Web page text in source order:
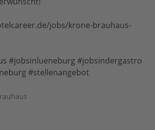
jobs/krone-brauhaus-
#jobsinlueneburg #jobsindergastro
#stellenangebot